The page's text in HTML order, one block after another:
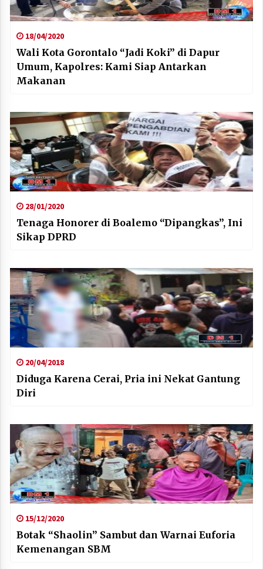
18/04/2020
Wali Kota Gorontalo “Jadi Koki” di Dapur
Umum, Kapolres: Kami Siap Antarkan
Makanan
28/01/2020
Tenaga Honorer di Boalemo “Dipangkas”, Ini
Sikap DPRD
20/04/2018
Diduga Karena Cerai, Pria ini Nekat Gantung
Diri
15/12/2020
Botak “Shaolin” Sambut dan Warnai Euforia
Kemenangan SBM